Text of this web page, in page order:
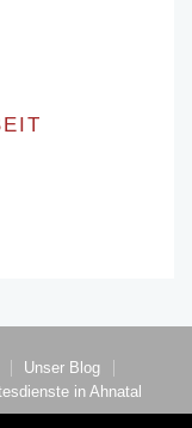
Unser Blog
in Ahnatal